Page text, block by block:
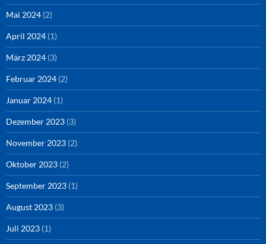
Mai 2024 (2)
April 2024 (1)
März 2024 (3)
Februar 2024 (2)
Januar 2024 (1)
Dezember 2023 (3)
November 2023 (2)
Oktober 2023 (2)
September 2023 (1)
August 2023 (3)
Juli 2023 (1)